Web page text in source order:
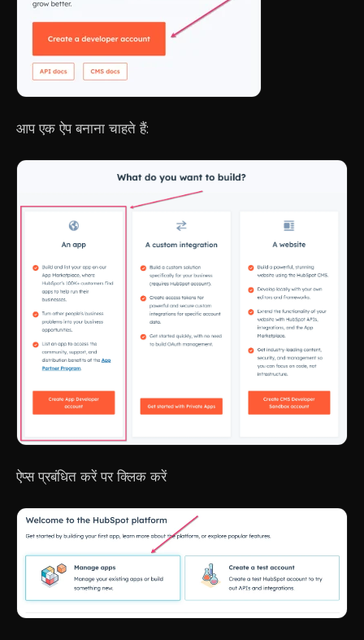
आप एक ऐप बनाना चाहते हैं:
ऐप्स प्रबंधित करें पर क्लिक करें